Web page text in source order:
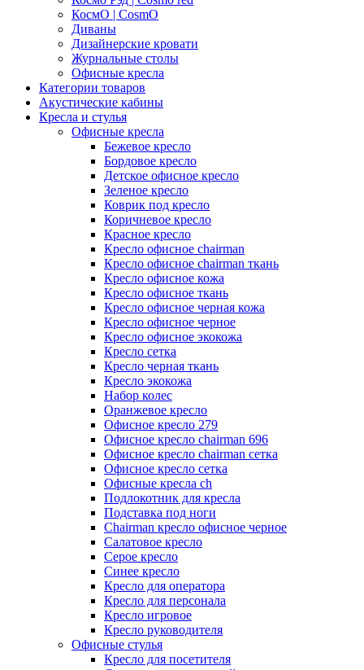
КосмО | CosmO
Диваны
Дизайнерские кровати
Журнальные столы
Офисные кресла
Категории товаров
Акустические кабины
Кресла и стулья
Офисные кресла
Бежевое кресло
Бордовое кресло
Детское офисное кресло
Зеленое кресло
Коврик под кресло
Коричневое кресло
Красное кресло
Кресло офисное chairman
Кресло офисное chairman ткань
Кресло офисное кожа
Кресло офисное ткань
Кресло офисное черная кожа
Кресло офисное черное
Кресло офисное экокожа
Кресло сетка
Кресло черная ткань
Кресло экокожа
Набор колес
Оранжевое кресло
Офисное кресло 279
Офисное кресло chairman 696
Офисное кресло chairman сетка
Офисное кресло сетка
Офисные кресла ch
Подлокотник для кресла
Подставка под ноги
Сhairman кресло офисное черное
Салатовое кресло
Серое кресло
Синее кресло
Кресло для оператора
Кресло для персонала
Кресло игровое
Кресло руководителя
Офисные стулья
Кресло для посетителя